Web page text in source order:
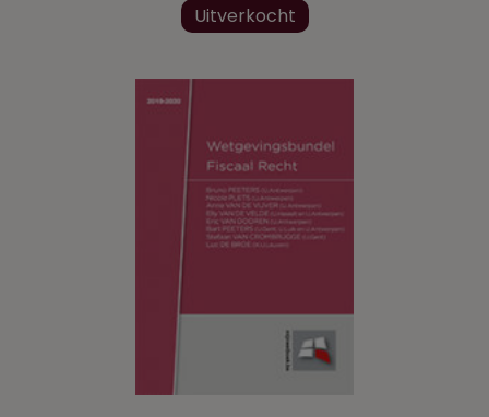
Uitverkocht